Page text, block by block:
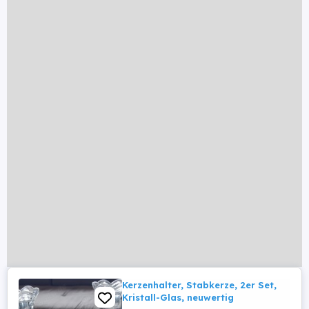
Kerzenhalter, Stabkerze, 2er Set,
Kristall-Glas, neuwertig